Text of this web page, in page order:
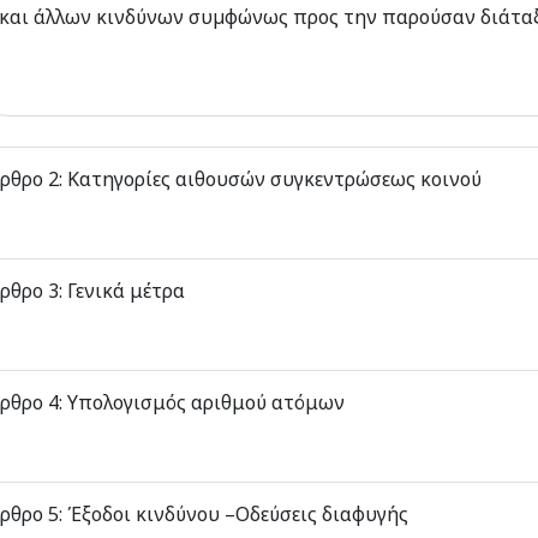
και άλλων κινδύνων συµφώνως προς την παρούσαν
2: Κατηγορίες αιθουσών συγκεντρώσεως κοινού
3: Γενικά μέτρα
4: Υπολογισμός αριθμού ατόμων
5: Έξοδοι κινδύνου –Οδεύσεις διαφυγής